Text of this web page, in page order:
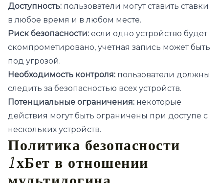
Доступность: пользователи могут ставить ставки
в любое время и в любом месте.
Риск безопасности: если одно устройство будет
скомпрометировано, учетная запись может быть
под угрозой.
Необходимость контроля: пользователи должны
следить за безопасностью всех устройств.
Потенциальные ограничения: некоторые
действия могут быть ограничены при доступе с
нескольких устройств.
Политика безопасности
1хБет в отношении